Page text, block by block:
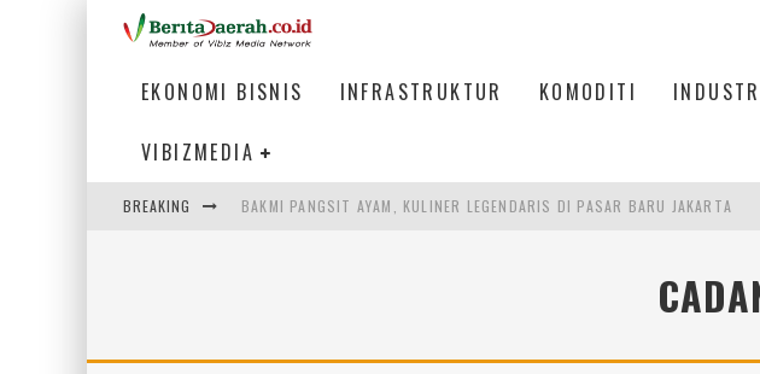
EKONOMI BISNIS INFRASTRUKTUR KOMODITI
VIBIZMEDIA
BREAKING
BAKMI PANGSIT AYAM, KULINER LEGENDARIS DI PASAR BARU JAKARTA
KETIKA INSTITUSI MENENTUKAN MASA DEPAN INDONESIA
ULP SEMANGGI: MEMPERMUDAH LAYANAN PASPOR DI JANTUNG KOTA